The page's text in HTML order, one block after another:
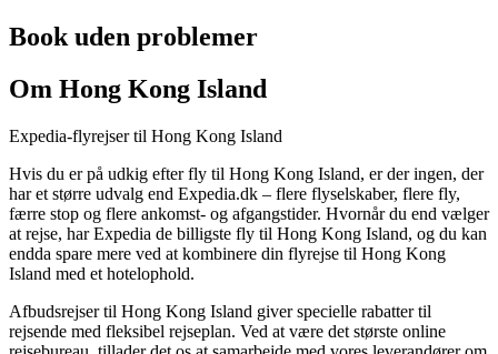
Book uden problemer
Om Hong Kong Island
Expedia-flyrejser til Hong Kong Island
Hvis du er på udkig efter fly til Hong Kong Island, er der ingen, der
har et større udvalg end Expedia.dk – flere flyselskaber, flere fly,
færre stop og flere ankomst- og afgangstider. Hvornår du end vælger
at rejse, har Expedia de billigste fly til Hong Kong Island, og du kan
endda spare mere ved at kombinere din flyrejse til Hong Kong
Island med et hotelophold.
Afbudsrejser til Hong Kong Island giver specielle rabatter til
rejsende med fleksibel rejseplan. Ved at være det største online